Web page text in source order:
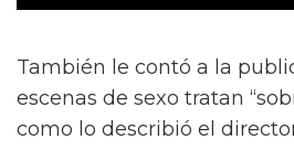
También le contó a la
escenas de sexo tratan
como lo describió el